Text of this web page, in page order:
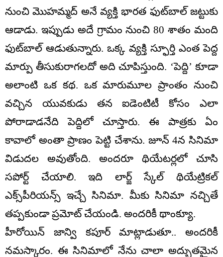
నుంచి మొహమ్మద్ అనే వ్యక్తి భారత ఫుట్‌బాల్ జట్టుకు
ఆడాడు. ఇప్పుడు అదే గ్రామం నుంచి 80 శాతం మంది
ఫుట్‌బాల్ ఆడుతున్నారు. ఒక్క వ్యక్తి స్ఫూర్తి ఎంత పెద్ద
మార్పు తీసుకురాగలదో అది చూపిస్తుంది. ‘పెద్ది’ కూడా
అలాంటి ఒక కథ. ఒక మారుమూల ప్రాంతం నుంచి
వచ్చిన యువకుడు తన ఐడెంటిటీ కోసం ఎలా
పోరాడాడనేది పెద్దిలో చూస్తారు. ఈ పాత్రకు ఏం
కావాలో అంతా ప్రాణం పెట్టి చేశాను. జూన్ 4న సినిమా
విడుదల అవుతోంది. అందరూ థియేటర్లలో చూసి
సపోర్ట్ చేయాలి. ఇది లార్జ్ స్కేల్ థియేట్రికల్
ఎక్స్‌పీరియన్స్ ఇచ్చే సినిమా. మీకు సినిమా నచ్చితే
తప్పకుండా ప్రమోట్ చేయండి. అందరికీ థాంక్యూ.
హీరోయిన్ జాన్వి కపూర్ మాట్లాడుతూ.. అందరికీ
నమస్కారం. ఈ సినిమాలో నేను చాలా అద్భుతమైన